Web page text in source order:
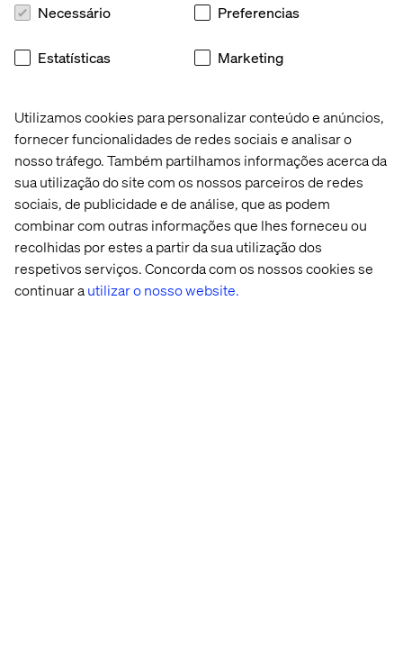
Utilizamos cookies para personalizar conteúdo e anúncios,
fornecer funcionalidades de redes sociais e analisar o
nosso tráfego. Também partilhamos informações acerca da
sua utilização do site com os nossos parceiros de redes
sociais, de publicidade e de análise, que as podem
combinar com outras informações que lhes forneceu ou
recolhidas por estes a partir da sua utilização dos
respetivos serviços. Concorda com os nossos cookies se
continuar autilizar o nosso website.
Necessário Preferencias
Estatísticas Marketing
Sobre os especialistas
Cintler Santos
Account Director, Valtech